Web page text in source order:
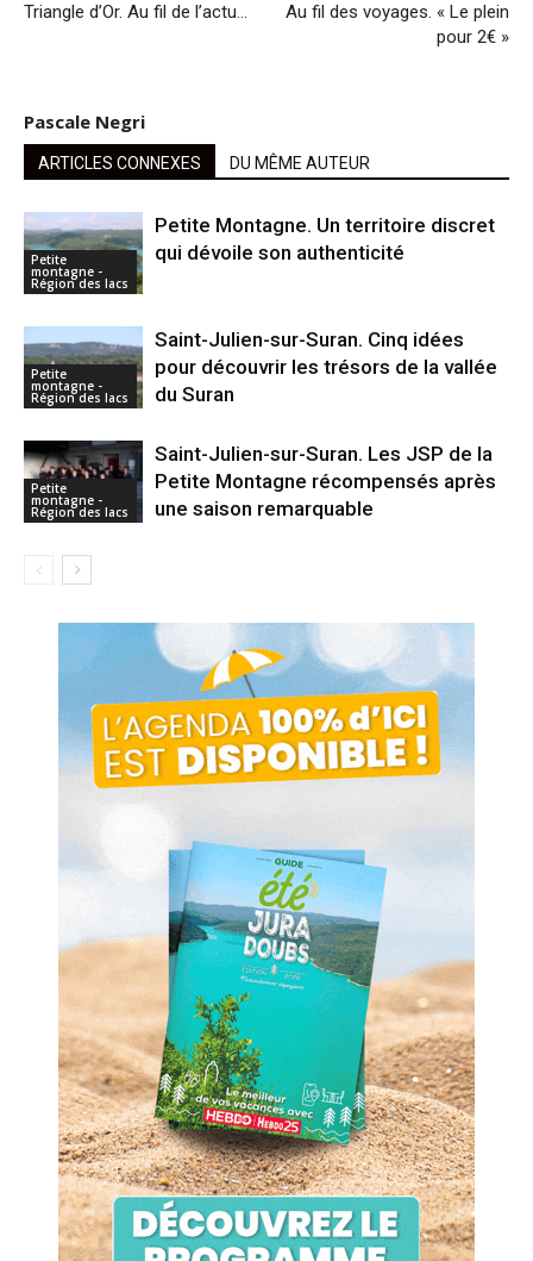
Triangle d’Or. Au fil de l’actu…
Au fil des voyages. « Le plein
pour 2€ »
Pascale Negri
ARTICLES CONNEXES DU MÊME AUTEUR
Petite
montagne -
Région des lacs
Petite Montagne. Un territoire discret
qui dévoile son authenticité
Petite
montagne -
Région des lacs
Saint-Julien-sur-Suran. Cinq idées
pour découvrir les trésors de la vallée
du Suran
Petite
montagne -
Région des lacs
Saint-Julien-sur-Suran. Les JSP de la
Petite Montagne récompensés après
une saison remarquable